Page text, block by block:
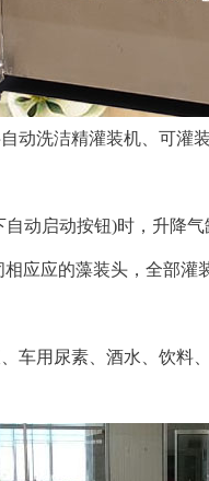
动洗洁精灌装机 可灌
动启动按钮)时，升降
应应的藻装头，全部
车用尿素、酒水、饮料